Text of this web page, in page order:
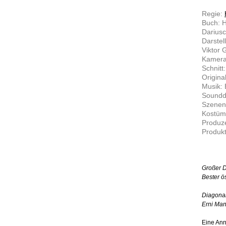
Regie:
Buch:
Viktor
Musik:
Großer
Bester
Erni
Eine